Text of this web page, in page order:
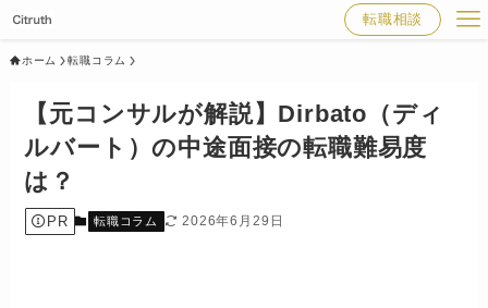
転職相談
ホーム 転職コラム
【元コンサルが解説】Dirbato（ディ
ルバート）の中途面接の転職難易度
は？
PR 転職コラム 2026年6月29日